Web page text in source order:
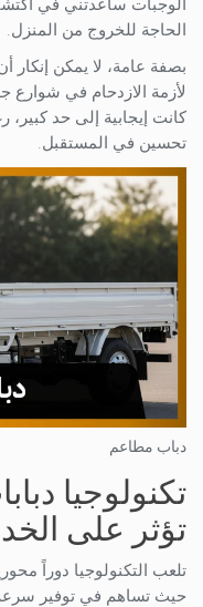
الوجبات ساعدتني في
الحاجة للخروج من المنزل.
بصفة عامة، لا يمكن إنكار
لأزمة الازدحام في
كانت إيجابية إلى حد
تحسين في المستقبل.
دباب مطاعم
تكنولوجيا
تؤثر على
تلعب التكنولوجيا دوراً
حيث تساهم في توفير